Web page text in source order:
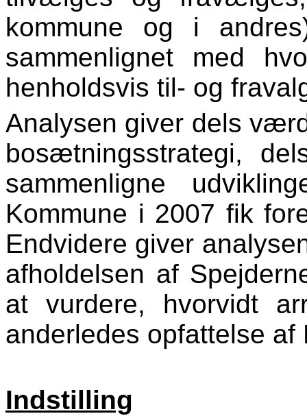
kommune og i
sammenlignet med
henholdsvis til- og
Analysen giver dels
bosætningsstrategi,
sammenligne
Kommune i 2007 fik
Endvidere giver
afholdelsen af
at vurdere, hvorvidt
anderledes opfattelse af
Indstilling